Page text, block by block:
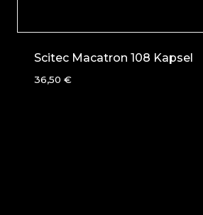
Scitec Macatron 108 Kapsel
36,50 €